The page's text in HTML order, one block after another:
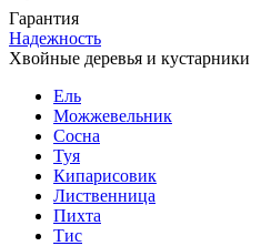
Гарантия
Надежность
Хвойные деревья и кустарники
Ель
Можжевельник
Сосна
Туя
Кипарисовик
Лиственница
Пихта
Тис